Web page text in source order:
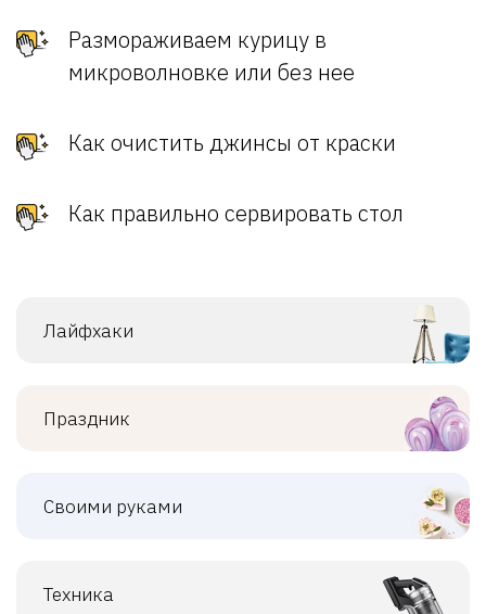
Размораживаем курицу в
микроволновке или без нее
Как очистить джинсы от краски
Как правильно сервировать стол
Лайфхаки
Праздник
Своими руками
Техника